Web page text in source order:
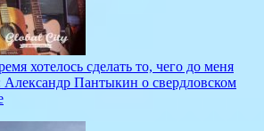
хотелось сделать то, чего до меня
Александр Пантыкин о свердловском